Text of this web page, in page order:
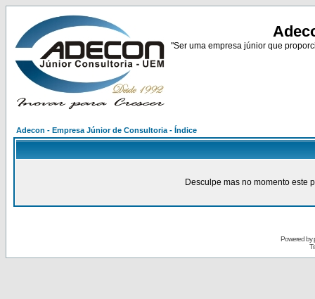
"Ser uma empresa júnior que
Adecon - Empresa Júnior de Consultoria - Índice
Desculpe mas no momento este
Powered by